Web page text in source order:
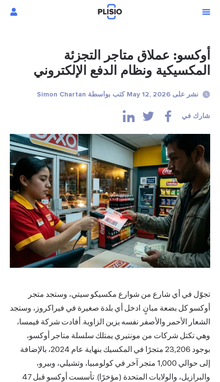
التجزئة
الدفع الإلكتروني
شوارع مكسيكو سيتي، وستجد متجر
أي بلدة صغيرة في فيراكروز، وستجد
نفسه يزين الزاوية. أفادت شركة فيمسا،
يمتلك سلسلة متاجر أوكسو،
بوجود 23,206 متجرًا في المكسيك بنهاية عام 2024، بالإضافة
1,000 متجر آخر في كولومبيا، وتشيلي، وبيرو،
والبرازيل، والولايات المتحدة (مؤخرًا). تأسست أوكسو قبل 47